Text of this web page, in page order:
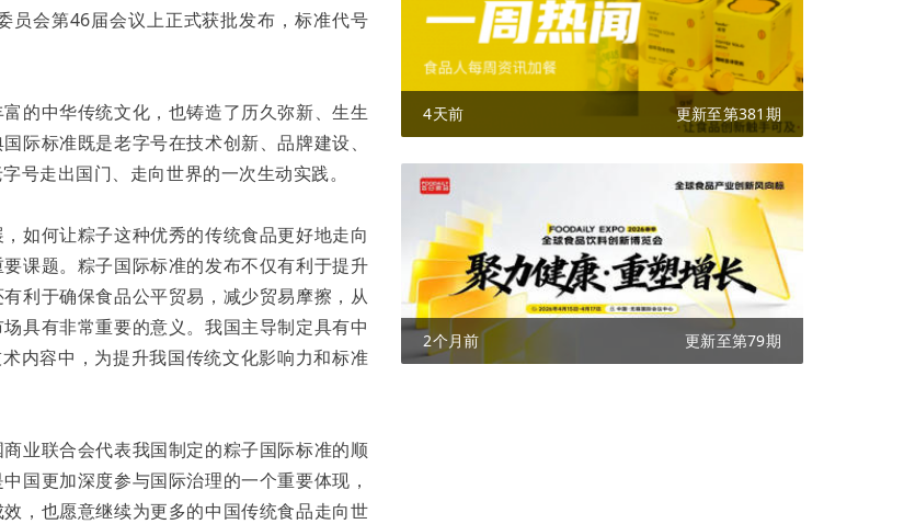
员会第46届会议上正式获批发布，标准代号
的中华传统文化，也铸造了历久弥新、生生
际标准既是老字号在技术创新、品牌建设、
号走出国门、走向世界的一次生动实践。
如何让粽子这种优秀的传统食品更好地走向
课题。粽子国际标准的发布不仅有利于提升
利于确保食品公平贸易，减少贸易摩擦，从
具有非常重要的意义。我国主导制定具有中
内容中，为提升我国传统文化影响力和标准
业联合会代表我国制定的粽子国际标准的顺
国更加深度参与国际治理的一个重要体现，
，也愿意继续为更多的中国传统食品走向世
4天前 更新至第381期
2个月前 更新至第79期